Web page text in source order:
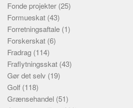
Fonde projekter (25)
Formueskat (43)
Forretningsaftale (1)
Forskerskat (6)
Fradrag (114)
Fraflytningsskat (43)
Gør det selv (19)
Golf (118)
Grænsehandel (51)